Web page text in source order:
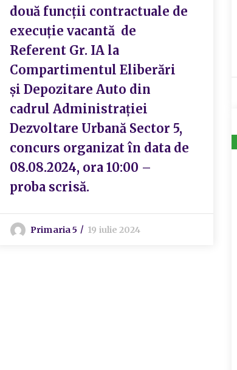
două funcții contractuale de
execuție vacantă de
Referent Gr. IA la
Compartimentul Eliberări
și Depozitare Auto din
cadrul Administrației
Dezvoltare Urbană Sector 5,
concurs organizat în data de
08.08.2024, ora 10:00 –
proba scrisă.
Primaria 5 19 iulie 2024